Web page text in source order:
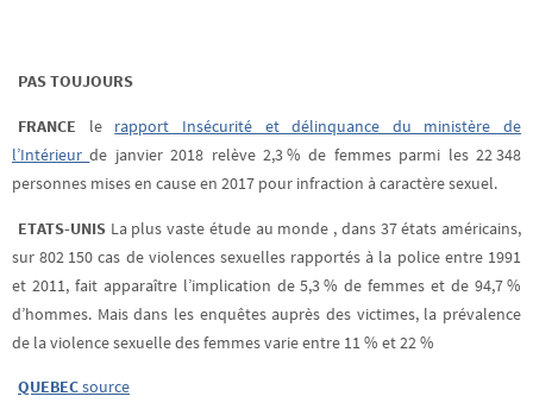
PAS TOUJOURS
FRANCE le rapport Insécurité et délinquance du ministère de
l’Intérieurde janvier 2018 relève 2,3 % de femmes parmi les 22 348
personnes mises en cause en 2017 pour infraction à caractère sexuel.
ETATS-UNIS La plus vaste étude au monde , dans 37 états américains,
sur 802 150 cas de violences sexuelles rapportés à la police entre 1991
et 2011, fait apparaître l’implication de 5,3 % de femmes et de 94,7 %
d’hommes. Mais dans les enquêtes auprès des victimes, la prévalence
de la violence sexuelle des femmes varie entre 11 % et 22 %
QUEBECsource